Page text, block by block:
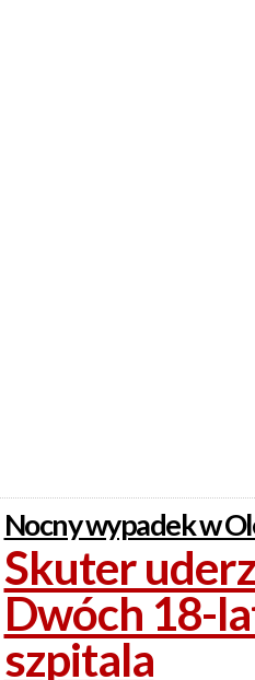
Nocny wypadek w
Skuter
Dwóch 18-
szpitala